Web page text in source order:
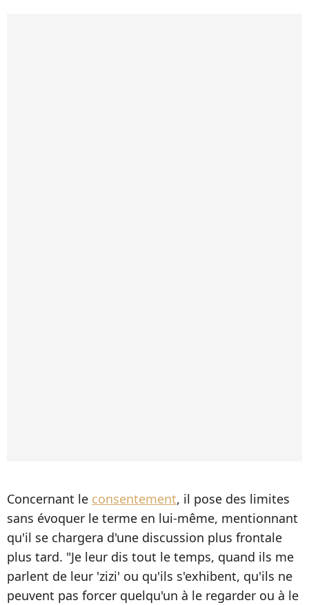
Concernant le consentement, il pose des limites
sans évoquer le terme en lui-même, mentionnant
qu'il se chargera d'une discussion plus frontale
plus tard. "Je leur dis tout le temps, quand ils me
parlent de leur 'zizi' ou qu'ils s'exhibent, qu'ils ne
peuvent pas forcer quelqu'un à le regarder ou à le